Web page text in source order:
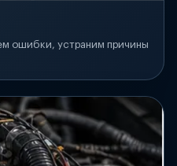
ошибки, устраним причины